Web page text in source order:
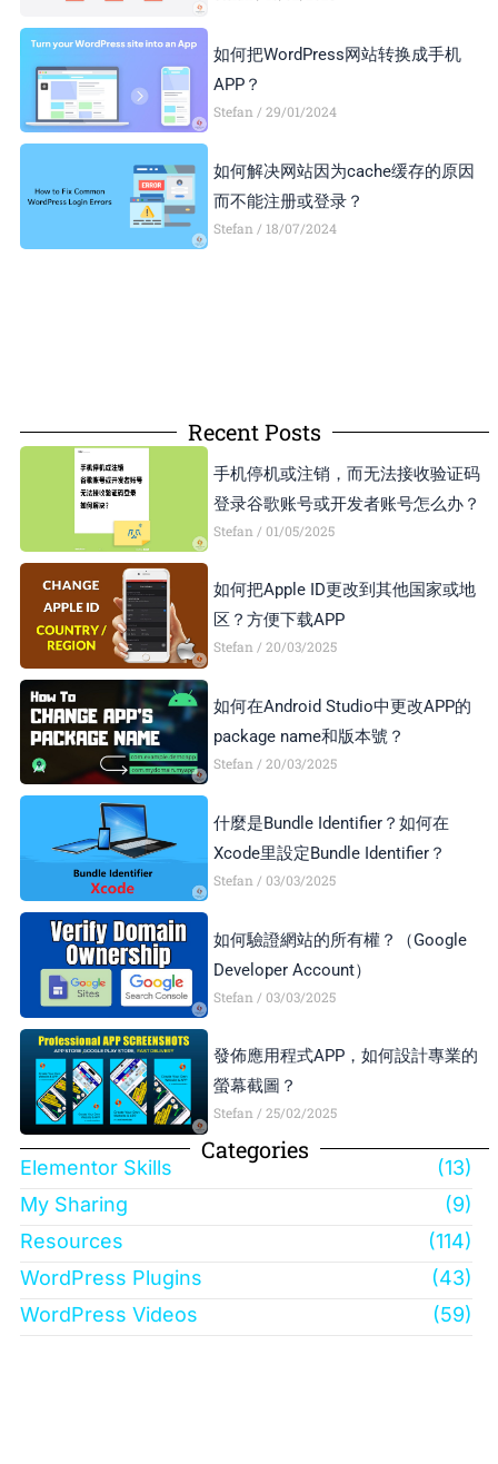
如何把WordPress网站转换成手机
APP？
Stefan 29/01/2024
如何解决网站因为cache缓存的原因
而不能注册或登录？
Stefan 18/07/2024
Recent Posts
手机停机或注销，而无法接收验证码
登录谷歌账号或开发者账号怎么办？
Stefan 01/05/2025
如何把Apple ID更改到其他国家或地
区？方便下载APP
Stefan 20/03/2025
如何在Android Studio中更改APP的
package name和版本號？
Stefan 20/03/2025
什麼是Bundle Identifier？如何在
Xcode里設定Bundle Identifier？
Stefan 03/03/2025
如何驗證網站的所有權？（Google
Developer Account）
Stefan 03/03/2025
發佈應用程式APP，如何設計專業的
螢幕截圖？
Stefan 25/02/2025
Categories
Elementor Skills
(13)
My Sharing
(9)
Resources
(114)
WordPress Plugins
(43)
WordPress Videos
(59)